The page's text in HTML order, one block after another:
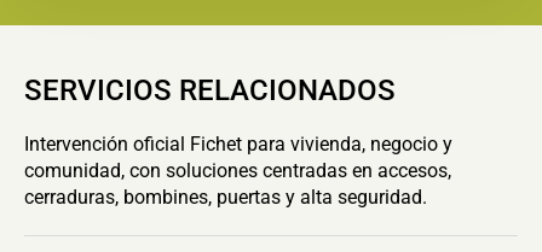
SERVICIOS RELACIONADOS
Intervención oficial Fichet para vivienda, negocio y
comunidad, con soluciones centradas en accesos,
cerraduras, bombines, puertas y alta seguridad.